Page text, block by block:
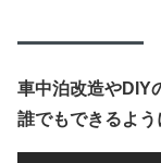
車中泊改造やDIY
誰でもできるよう